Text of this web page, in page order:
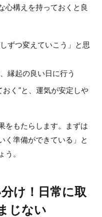
心構えを持っておくと良
ずつ変えていこう」と思
縁起の良い日に行う
く”と、運気が安定しや
をもたらします。まずは
く準備ができている」と
。
け！日常に取
じない